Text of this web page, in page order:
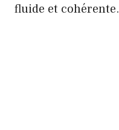
fluide et cohérente.